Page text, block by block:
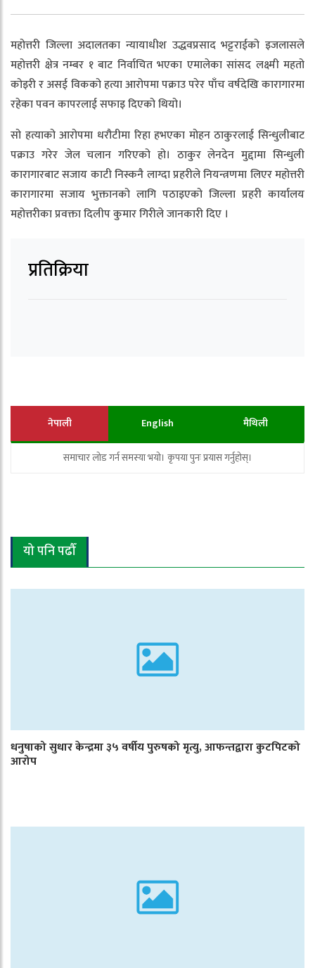
महोत्तरी जिल्ला अदालतका न्यायाधीश उद्धवप्रसाद भट्टराईको इजलासले
महोत्तरी क्षेत्र नम्बर १ बाट निर्वाचित भएका एमालेका सांसद लक्ष्मी महतो
कोइरी र असई विकको हत्या आरोपमा पक्राउ परेर पाँच वर्षदेखि कारागारमा
रहेका पवन कापरलाई सफाइ दिएको थियो।
सो हत्याको आरोपमा धरौटीमा रिहा हभएका मोहन ठाकुरलाई सिन्धुलीबाट
पक्राउ गरेर जेल चलान गरिएको हो। ठाकुर लेनदेन मुद्दामा सिन्धुली
कारागारबाट सजाय काटी निस्कनै लाग्दा प्रहरीले नियन्त्रणमा लिएर महोत्तरी
कारागारमा सजाय भुक्तानको लागि पठाइएको जिल्ला प्रहरी कार्यालय
महोत्तरीका प्रवक्ता दिलीप कुमार गिरीले जानकारी दिए ।
प्रतिक्रिया
नेपाली English मैथिली
समाचार लोड गर्न समस्या भयो। कृपया पुनः प्रयास गर्नुहोस्।
यो पनि पढौँ
धनुषाको सुधार केन्द्रमा ३५ वर्षीय पुरुषको मृत्यु, आफन्तद्वारा कुटपिटको
आरोप